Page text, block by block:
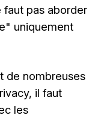
faut pas aborder
uniquement
de nombreuses
il faut
les